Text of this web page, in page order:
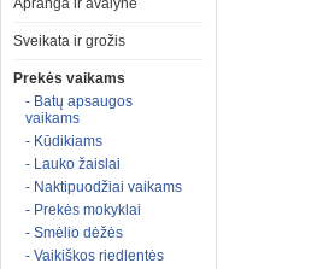
Apranga ir avalynė
Sveikata ir grožis
Prekės vaikams
- Batų apsaugos
vaikams
- Kūdikiams
- Lauko žaislai
- Naktipuodžiai vaikams
- Prekės mokyklai
- Smėlio dėžės
- Vaikiškos riedlentės